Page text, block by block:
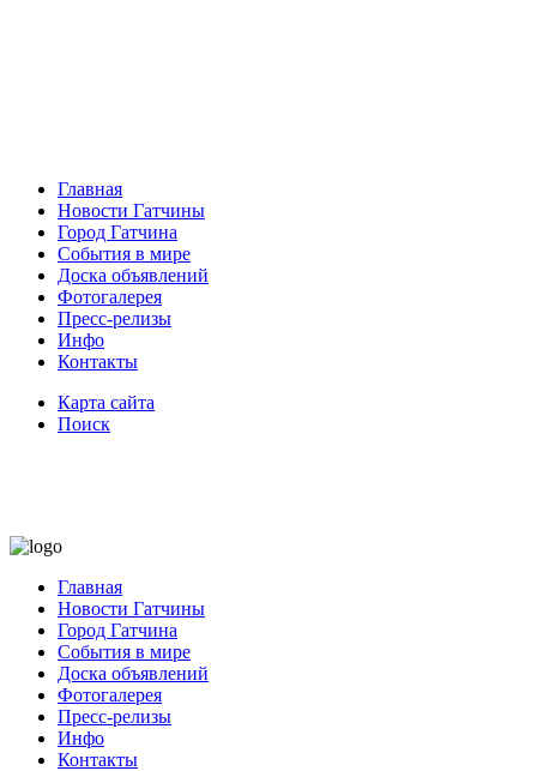
Главная
Новости Гатчины
Город Гатчина
События в мире
Доска объявлений
Фотогалерея
Пресс-релизы
Инфо
Контакты
Карта сайта
Поиск
Главная
Новости Гатчины
Город Гатчина
События в мире
Доска объявлений
Фотогалерея
Пресс-релизы
Инфо
Контакты